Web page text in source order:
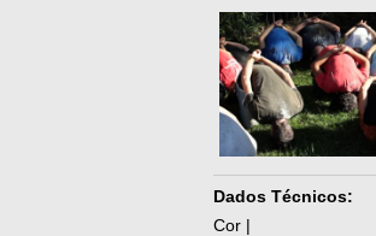
Dados Técnicos:
Cor |